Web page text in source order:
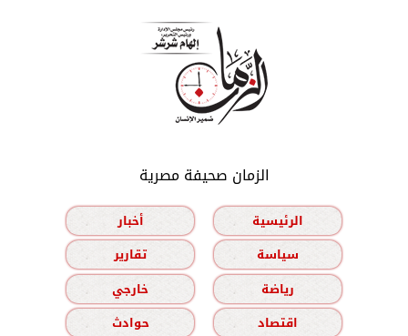
الزمان صحيفة مصرية
الرئيسية
أخبار
سياسة
تقارير
رياضة
خارجي
اقتصاد
حوادث